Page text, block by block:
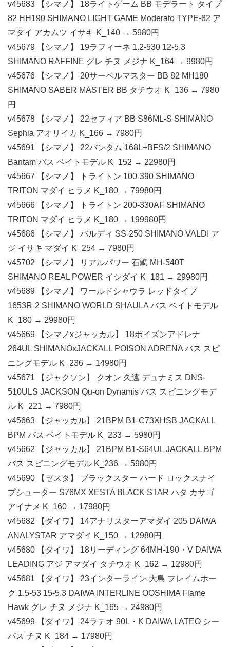
v45683 【シマノ】 18ライトゲーム BB モデラート タイプ
82 HH190 SHIMANO LIGHT GAME Moderato TYPE-82 ア
マダイ アカムツ イサキ K_140 → 5980円
v45679 【シマノ】 19ラフィーネ 1.2-530 12-5.3
SHIMANO RAFFINE グレ チヌ メジナ K_164 → 9980円
v45676 【シマノ】 20サーベルマスター BB 82 MH180
SHIMANO SABER MASTER BB タチウオ K_136 → 7980
円
v45678 【シマノ】 22セフィア BB S86ML-S SHIMANO
Sephia アオリイカ K_166 → 7980円
v45691 【シマノ】 22バンタム 168L+BFS/2 SHIMANO
Bantam バス ベイトモデル K_152 → 22980円
v45667 【シマノ】 トライトン 100-390 SHIMANO
TRITON マダイ ヒラメ K_180 → 79980円
v45666 【シマノ】 トライトン 200-330AF SHIMANO
TRITON マダイ ヒラメ K_180 → 199980円
v45686 【シマノ】 バルディ SS-250 SHIMANO VALDI ア
ジ イサキ マダイ K_254 → 7980円
v45702 【シマノ】 リアルパワー 石鯛 MH-540T
SHIMANO REAL POWER イシダイ K_181 → 29980円
v45689 【シマノ】 ワールドシャウラ レッドタイプ
1653R-2 SHIMANO WORLD SHAULA バス ベイトモデル
K_180 → 29980円
v45669 【シマノxジャッカル】 18ポイズンアドレナ
264UL SHIMANOxJACKALL POISON ADRENA バス スピ
ニングモデル K_236 → 14980円
v45671 【ジャクソン】 クオン 久遠 デュナミス DNS-
510ULS JACKSON Qu-on Dynamis バス スピニングモデ
ル K_221 → 7980円
v45663 【ジャッカル】 21BPM B1-C73XHSB JACKALL
BPM バス ベイトモデル K_233 → 5980円
v45662 【ジャッカル】 21BPM B1-S64UL JACKALL BPM
バス スピニングモデル K_236 → 5980円
v45690 【ゼスタ】 ブラックスター ハード ロックスナイ
プシューター S76MX XESTA BLACK STAR ハタ カサゴ
アイナメ K_160 → 17980円
v45682 【ダイワ】 14アナリスターアマダイ 205 DAIWA
ANALYSTAR アマダイ K_150 → 12980円
v45680 【ダイワ】 18リーディング 64MH-190・V DAIWA
LEADING アジ アマダイ タチウオ K_162 → 12980円
v45681 【ダイワ】 23インターライン 大島 フレイムホー
ク 1.5-53 15-5.3 DAIWA INTERLINE OOSHIMA Flame
Hawk グレ チヌ メジナ K_165 → 24980円
v45699 【ダイワ】 24ラテオ 90L・K DAIWA LATEO シー
バス チヌ K_184 → 17980円